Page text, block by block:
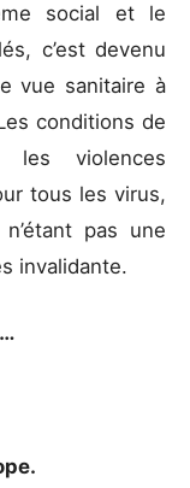
social et le
c’est devenu
vue sanitaire à
conditions de
les violences
tous les virus,
pas une
invalidante.